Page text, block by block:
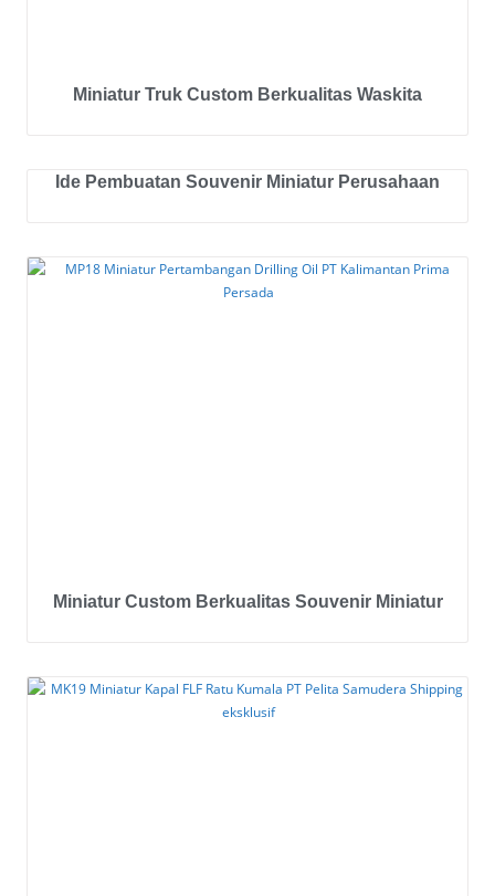
Miniatur Truk Custom Berkualitas Waskita
Ide Pembuatan Souvenir Miniatur Perusahaan
Miniatur Custom Berkualitas Souvenir Miniatur